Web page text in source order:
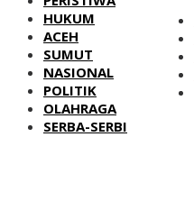
HUKUM
ACEH
SUMUT
NASIONAL
POLITIK
OLAHRAGA
SERBA-SERBI